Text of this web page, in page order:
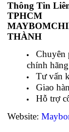
Thông Tin
TPHCM
THÀNH
Chuyên
chính hãng
Tư vấn
Giao
Hỗ trợ
Website: